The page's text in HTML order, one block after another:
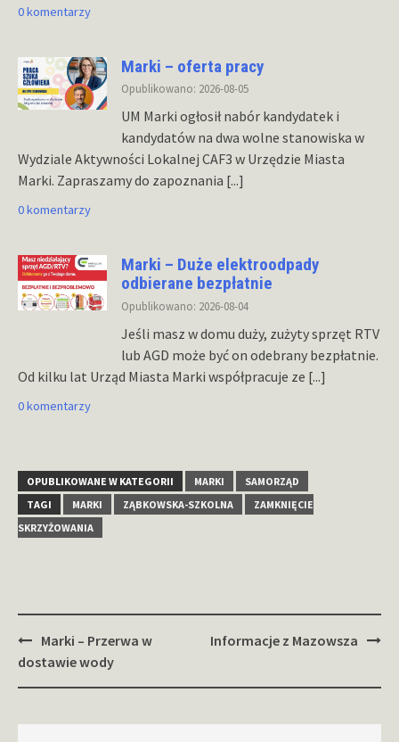
0 komentarzy
Marki – oferta pracy
Opublikowano: 2026-08-05
UM Marki ogłosił nabór kandydatek i
kandydatów na dwa wolne stanowiska w
Wydziale Aktywności Lokalnej CAF3 w Urzędzie Miasta
Marki. Zapraszamy do zapoznania [...]
0 komentarzy
Marki – Duże elektroodpady
odbierane bezpłatnie
Opublikowano: 2026-08-04
Jeśli masz w domu duży, zużyty sprzęt RTV
lub AGD może być on odebrany bezpłatnie.
Od kilku lat Urząd Miasta Marki współpracuje ze [...]
0 komentarzy
OPUBLIKOWANE W KATEGORII MARKI
SAMORZĄD
TAGI
MARKI ZĄBKOWSKA-SZKOLNA
ZAMKNIĘCIE
SKRZYŻOWANIA
Zobacz
wpisy
Marki – Przerwa w
dostawie wody
Informacje z Mazowsza